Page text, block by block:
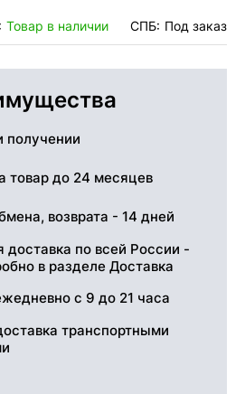
Товар в наличии СПБ: Под заказ
получении
товар до 24 месяцев
возврата - 14 дней
доставка по всей России -
в разделе Доставка
с 9 до 21 часа
транспортными